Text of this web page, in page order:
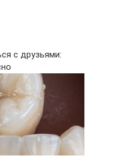
с друзьями: